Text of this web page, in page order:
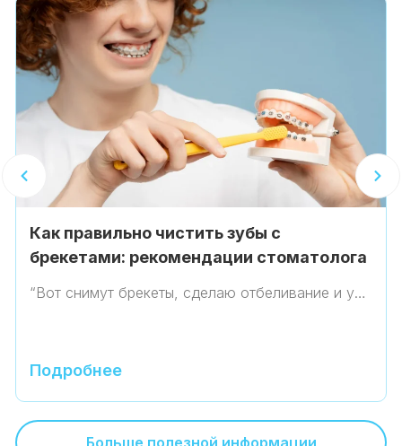
Как правильно чистить зубы с
брекетами: рекомендации стоматолога
“Вот снимут брекеты, сделаю отбеливание и у…
Подробнее
Больше полезной информации